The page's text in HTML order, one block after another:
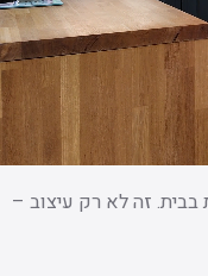
זה לא רק עיצוב –